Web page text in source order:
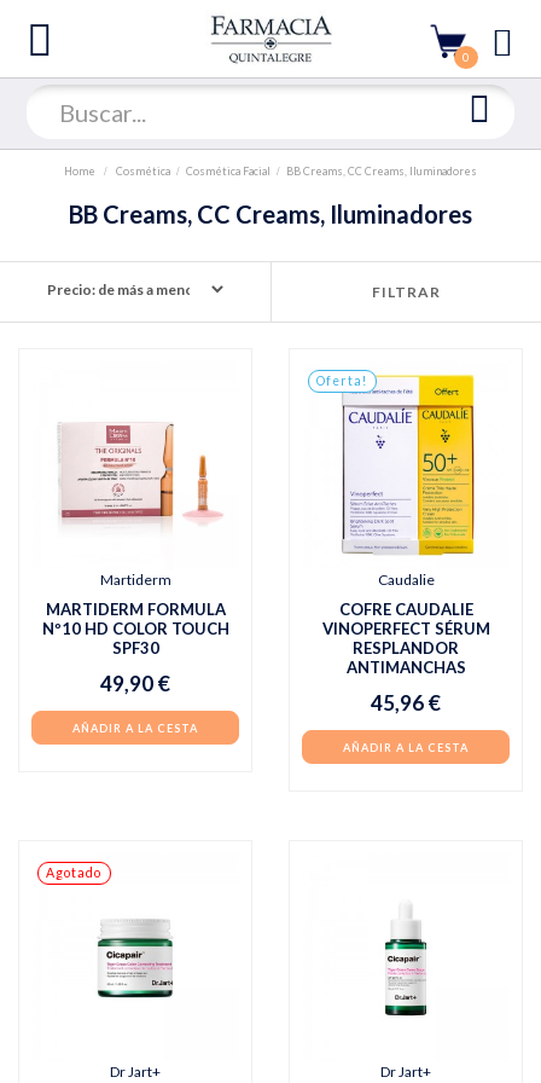
0
Home Cosmética Cosmética Facial BB Creams, CC Creams, Iluminadores
BB Creams, CC Creams, Iluminadores
FILTRAR
Martiderm
MARTIDERM FORMULA
Nº10 HD COLOR TOUCH
SPF30
49,90 €
AÑADIR A LA CESTA
Oferta!
Caudalie
COFRE CAUDALIE
VINOPERFECT SÉRUM
RESPLANDOR
ANTIMANCHAS
45,96 €
AÑADIR A LA CESTA
Agotado
Dr Jart+ Dr Jart+